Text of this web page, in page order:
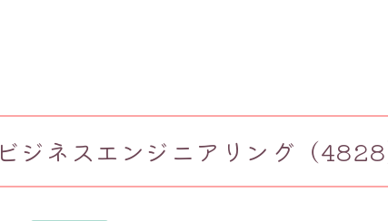
ビジネスエンジニアリング（4828